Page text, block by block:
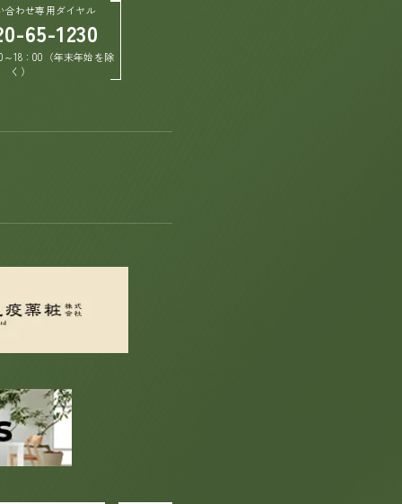
合わせ専用ダイヤル
65-1230
18：00（年末年始を除
く）